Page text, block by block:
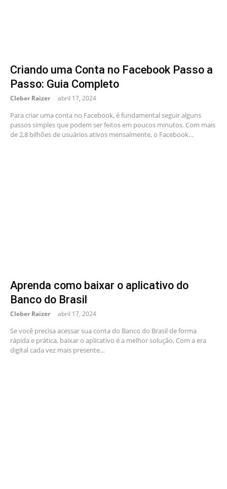
Criando uma Conta no Facebook Passo a
Passo: Guia Completo
Cleber Raizer abril 17, 2024
Para criar uma conta no Facebook, é fundamental seguir alguns
passos simples que podem ser feitos em poucos minutos. Com mais
de 2,8 bilhões de usuários ativos mensalmente, o Facebook…
Aprenda como baixar o aplicativo do
Banco do Brasil
Cleber Raizer abril 17, 2024
Se você precisa acessar sua conta do Banco do Brasil de forma
rápida e prática, baixar o aplicativo é a melhor solução. Com a era
digital cada vez mais presente…